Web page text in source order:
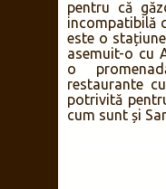
pentru că
incompatibilă
este o
asemuit-o cu
o
restaurante
potrivită
cum sunt și